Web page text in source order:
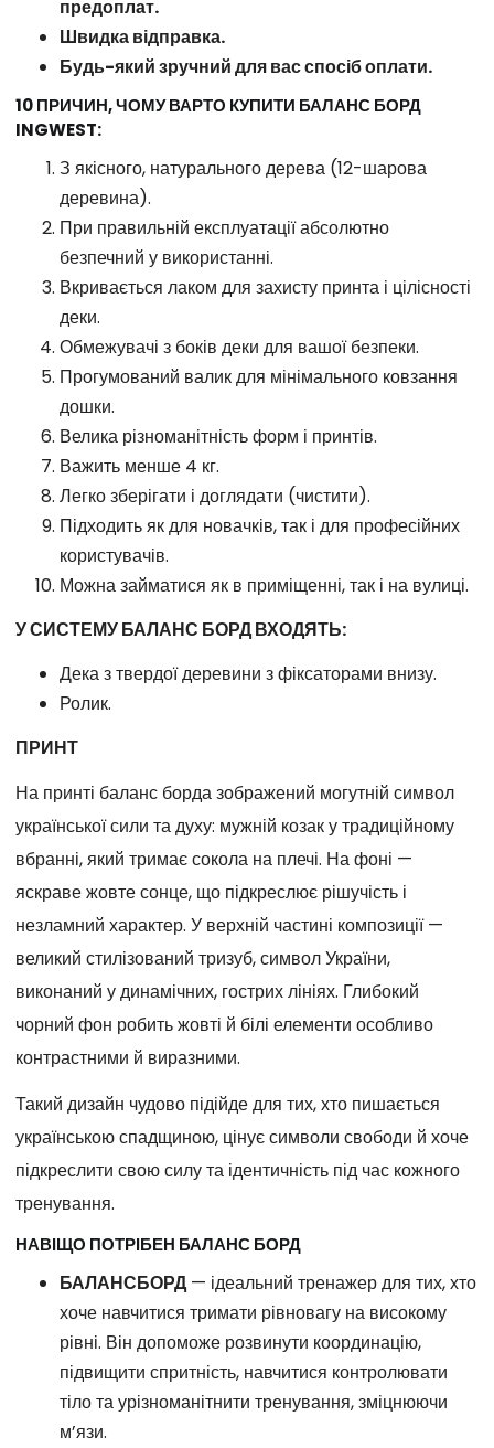
предоплат.
Швидка відправка.
Будь-який зручний для вас спосіб оплати.
10 ПРИЧИН, ЧОМУ ВАРТО КУПИТИ БАЛАНС БОРД
INGWEST:
З якісного, натурального дерева (12-шарова
деревина).
При правильній експлуатації абсолютно
безпечний у використанні.
Вкривається лаком для захисту принта і цілісності
деки.
Обмежувачі з боків деки для вашої безпеки.
Прогумований валик для мінімального ковзання
дошки.
Велика різноманітність форм і принтів.
Важить менше 4 кг.
Легко зберігати і доглядати (чистити).
Підходить як для новачків, так і для професійних
користувачів.
Можна займатися як в приміщенні, так і на вулиці.
У СИСТЕМУ БАЛАНС БОРД ВХОДЯТЬ:
Дека з твердої деревини з фіксаторами внизу.
Ролик.
ПРИНТ
На принті баланс борда зображений могутній символ
української сили та духу: мужній козак у традиційному
вбранні, який тримає сокола на плечі. На фоні —
яскраве жовте сонце, що підкреслює рішучість і
незламний характер. У верхній частині композиції —
великий стилізований тризуб, символ України,
виконаний у динамічних, гострих лініях. Глибокий
чорний фон робить жовті й білі елементи особливо
контрастними й виразними.
Такий дизайн чудово підійде для тих, хто пишається
українською спадщиною, цінує символи свободи й хоче
підкреслити свою силу та ідентичність під час кожного
тренування.
НАВІЩО ПОТРІБЕН БАЛАНС БОРД
БАЛАНСБОРД— ідеальний тренажер для тих, хто
хоче навчитися тримати рівновагу на високому
рівні. Він допоможе розвинути координацію,
підвищити спритність, навчитися контролювати
тіло та урізноманітнити тренування, зміцнюючи
м’язи.